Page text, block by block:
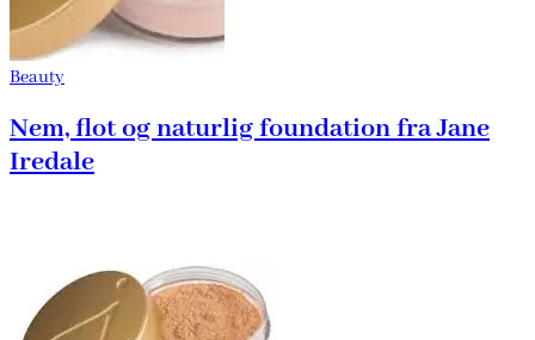
Beauty
Nem, flot og naturlig foundation fra Jane
Iredale